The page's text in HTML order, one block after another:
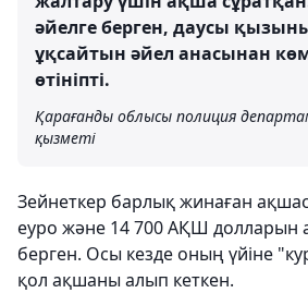
әйелге берген, даусы
ұқсайтын әйел анасынан
өтініпті.
Қарағанды ​​облысы полиция
қызметі
Зейнеткер барлық жинаған
еуро және 14 700 АҚШ долларын
берген. Осы кезде оның үйіне
қол ақшаны алып кеткен.